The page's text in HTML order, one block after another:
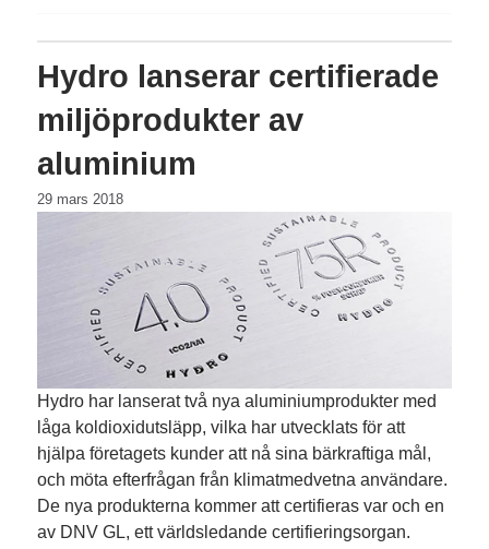
Hydro lanserar certifierade
miljöprodukter av
aluminium
29 mars 2018
Hydro har lanserat två nya aluminiumprodukter med
låga koldioxidutsläpp, vilka har utvecklats för att
hjälpa företagets kunder att nå sina bärkraftiga mål,
och möta efterfrågan från klimatmedvetna användare.
De nya produkterna kommer att certifieras var och en
av DNV GL, ett världsledande certifieringsorgan.